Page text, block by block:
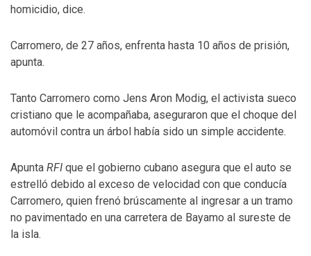
homicidio, dice.
Carromero, de 27 años, enfrenta hasta 10 años de prisión,
apunta.
Tanto Carromero como Jens Aron Modig, el activista sueco
cristiano que le acompañaba, aseguraron que el choque del
automóvil contra un árbol había sido un simple accidente.
Apunta RFI que el gobierno cubano asegura que el auto se
estrelló debido al exceso de velocidad con que conducía
Carromero, quien frenó brúscamente al ingresar a un tramo
no pavimentado en una carretera de Bayamo al sureste de
la isla.